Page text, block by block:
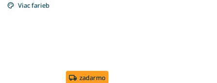
Viac farieb
zadarmo